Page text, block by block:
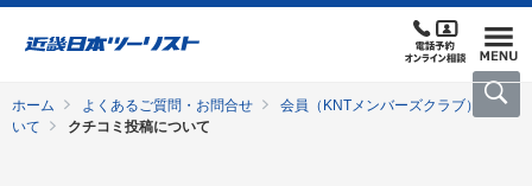
ホーム よくあるご質問・お問合せ
会員（KNTメンバーズクラブ）につ
いて
クチコミ投稿について